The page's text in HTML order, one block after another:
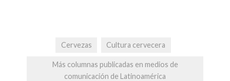
Cervezas Cultura cervecera
Más columnas publicadas en medios de
comunicación de Latinoamérica